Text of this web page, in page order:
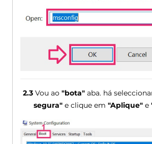
2.3Vou ao "bota"aba. há
segura" e clique em"Aplique" e